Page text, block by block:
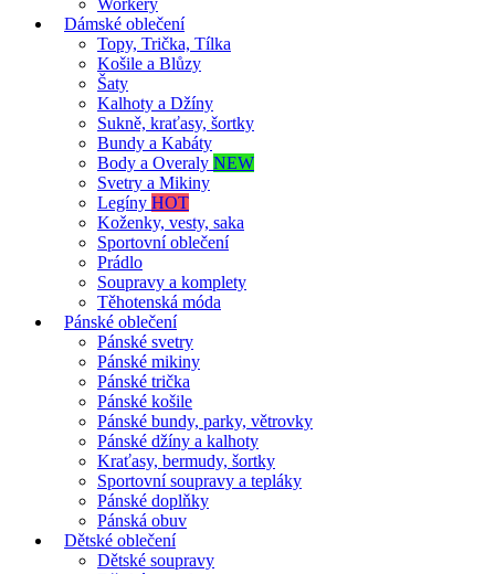
Workery
Dámské oblečení
Topy, Trička, Tílka
Košile a Blůzy
Šaty
Kalhoty a Džíny
Sukně, kraťasy, šortky
Bundy a Kabáty
Body a Overaly NEW
Svetry a Mikiny
Legíny HOT
Koženky, vesty, saka
Sportovní oblečení
Prádlo
Soupravy a komplety
Těhotenská móda
Pánské oblečení
Pánské svetry
Pánské mikiny
Pánské trička
Pánské košile
Pánské bundy, parky, větrovky
Pánské džíny a kalhoty
Kraťasy, bermudy, šortky
Sportovní soupravy a tepláky
Pánské doplňky
Pánská obuv
Dětské oblečení
Dětské soupravy